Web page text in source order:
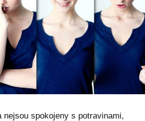
nejsou spokojeny s potravinami,